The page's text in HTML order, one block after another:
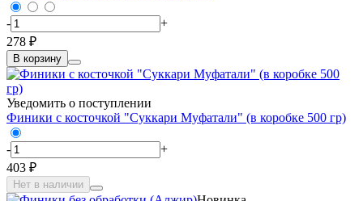
-
+
278 ₽
В корзину
Уведомить о поступлении
Финики с косточкой "Суккари Муфатали" (в коробке 500 гр)
-
+
403 ₽
Нет в наличии